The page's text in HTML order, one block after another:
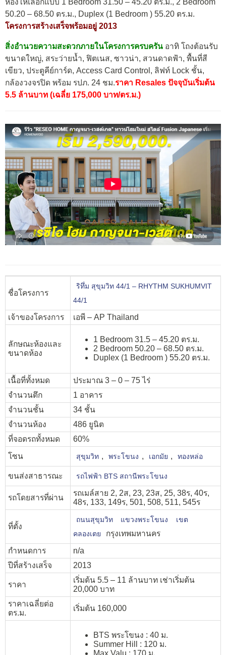
ห้องให้เลือกแบบ 1 Bedroom 31.50 – 45.20 ตร.ม., 2 Bedroom
50.20 – 68.50 ตร.ม., Duplex (1 Bedroom ) 55.20 ตร.ม.
โครงการสร้างเสร็จพร้อมอยู่ 2013
สิ่งอำนวยความสะดวกภายในโครงการครบครัน อาทิ โถงต้อนรับ
ขนาดใหญ่, สระว่ายน้ำ, ฟิตเนส, ซาวน่า, สวนดาดฟ้า, พื้นที่สี
เขียว, ประตูคีย์การ์ด, Access Card Control, ลิฟท์ Lock ชั้น,
กล้องวงจรปิด พร้อม รปภ. 24 ชม.ราคา Resales ปัจจุบันเริ่มต้น
5.5 ล้านบาท (เฉลี่ย 175,000 บาท/ตร.ม.)
ชื่อโครงการ
ริทึ่ม สุขุมวิท 44/1 – RHYTHM SUKHUMVIT
44/1
เจ้าของโครงการ เอพี – AP Thailand
ลักษณะห้องและ
ขนาดห้อง
1 Bedroom 31.5 – 45.20 ตร.ม.
2 Bedroom 50.20 – 68.50 ตร.ม.
Duplex (1 Bedroom ) 55.20 ตร.ม.
เนื้อที่ทั้งหมด
ประมาณ 3 – 0 – 75 ไร่
จำนวนตึก
1 อาคาร
จำนวนชั้น
34 ชั้น
จำนวนห้อง
486 ยูนิต
ที่จอดรถทั้งหมด
60%
โซน
สุขุมวิท , พระโขนง , เอกมัย , ทองหล่อ
ขนส่งสาธารณะ รถไฟฟ้า BTS สถานีพระโขนง
รถโดยสารที่ผ่าน
รถเมล์สาย 2, 2ส, 23, 23ส, 25, 38ร, 40ร,
48ร, 133, 149ร, 501, 508, 511, 545ร
ที่ตั้ง
ถนนสุขุมวิท แขวงพระโขนง
เขต
คลองเตย
กรุงเทพมหานคร
กำหนดการ
n/a
ปีที่สร้างเสร็จ
2013
ราคา
เริ่มต้น 5.5 – 11 ล้านบาท เช่าเริ่มต้น
20,000 บาท
ราคาเฉลี่ยต่อ
ตร.ม.
เริ่มต้น 160,000
BTS พระโขนง : 40 ม.
Summer Hill : 120 ม.